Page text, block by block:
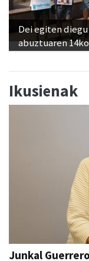
Dei egiten
abuztuaren
Ikusienak
Junkal